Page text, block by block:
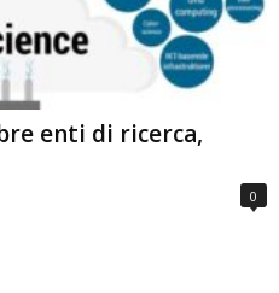
enti di ricerca,
0